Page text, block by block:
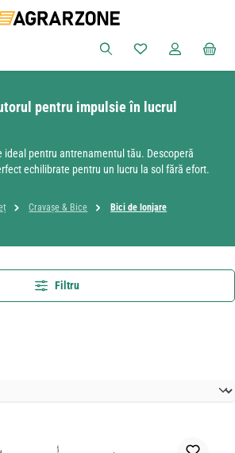
Aveți 0 articole
pentru impulsie în lucrul
ideal pentru antrenamentul tău. Descoperă
echilibrate pentru un lucru la sol fără efort.
Cravașe & Bice Bici de lonjare
Filtru